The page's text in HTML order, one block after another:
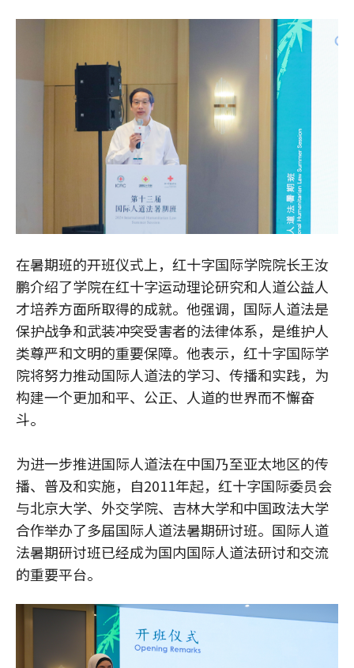
在暑期班的开班仪式上，红十字国际学院院长王汝
鹏介绍了学院在红十字运动理论研究和人道公益人
才培养方面所取得的成就。他强调，国际人道法是
保护战争和武装冲突受害者的法律体系，是维护人
类尊严和文明的重要保障。他表示，红十字国际学
院将努力推动国际人道法的学习、传播和实践，为
构建一个更加和平、公正、人道的世界而不懈奋
斗。
为进一步推进国际人道法在中国乃至亚太地区的传
播、普及和实施，自2011年起，红十字国际委员会
与北京大学、外交学院、吉林大学和中国政法大学
合作举办了多届国际人道法暑期研讨班。国际人道
法暑期研讨班已经成为国内国际人道法研讨和交流
的重要平台。